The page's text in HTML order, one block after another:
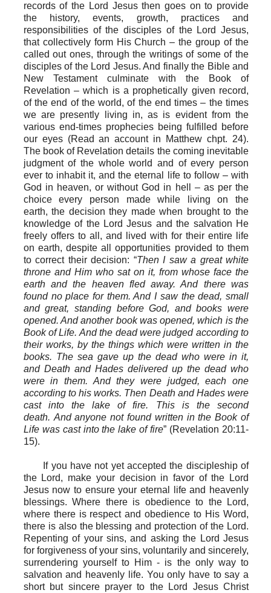
records of the Lord Jesus then goes on to provide
the history, events, growth, practices and
responsibilities of the disciples of the Lord Jesus,
that collectively form His Church – the group of the
called out ones, through the writings of some of the
disciples of the Lord Jesus. And finally the Bible and
New Testament culminate with the Book of
Revelation – which is a prophetically given record,
of the end of the world, of the end times – the times
we are presently living in, as is evident from the
various end-times prophecies being fulfilled before
our eyes (Read an account in Matthew chpt. 24).
The book of Revelation details the coming inevitable
judgment of the whole world and of every person
ever to inhabit it, and the eternal life to follow – with
God in heaven, or without God in hell – as per the
choice every person made while living on the
earth,the decision they made when brought to the
knowledge of the Lord Jesus and the salvation He
freely offers to all , and lived with for their entire life
on earth, despite all opportunities provided to them
to correct their decision: “Then I saw a great white
throne and Him who sat on it, from whose face the
earth and the heaven fled away. And there was
found no place for them. And I saw the dead, small
and great, standing before God, and books were
opened. And another book was opened, which is the
Book of Life. And the dead were judged according to
their works, by the things which were written in the
books. The sea gave up the dead who were in it,
and Death and Hades delivered up the dead who
were in them. And they were judged, each one
according to his works. Then Death and Hades were
cast into the lake of fire. This is the second
death. And anyone not found written in the Book of
Life was cast into the lake of fire” (Revelation 20:11-
15).
If you have not yet accepted the discipleship of
the Lord, make your decision in favor of the Lord
Jesus now to ensure your eternal life and heavenly
blessings. Where there is obedience to the Lord,
where there is respect and obedience to His Word,
there is also the blessing and protection of the Lord.
Repenting of your sins, and asking the Lord Jesus
for forgiveness of your sins, voluntarily and sincerely,
surrendering yourself to Him - is the only way to
salvation and heavenly life. You only have to say a
short but sincere prayer to the Lord Jesus Christ